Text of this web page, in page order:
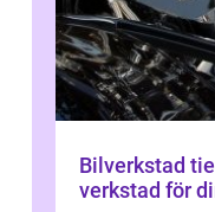
Bilverkstad tierp så väljer
verkstad för